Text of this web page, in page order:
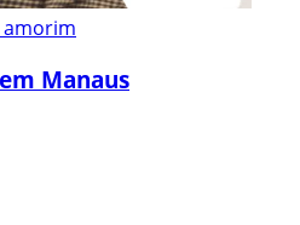
Manaus